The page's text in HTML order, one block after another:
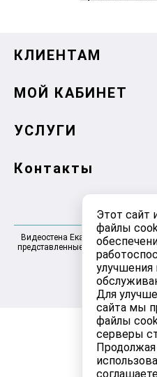
Этот сайт
файлы
улучшения
Для
сайта мы
файлы
серверы
Продолжая
КЛИЕНТАМ
МОЙ КАБИНЕТ
УСЛУГИ
Контакты
Видеостена Екатеринбург
представленные на сайте, не